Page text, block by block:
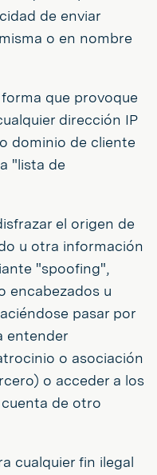
de enviar
o en nombre
que provoque
dirección IP
dominio de cliente
"lista de
el origen de
u otra información
"spoofing",
encabezados u
pasar por
entender
o asociación
o acceder a los
de otro
cualquier fin ilegal